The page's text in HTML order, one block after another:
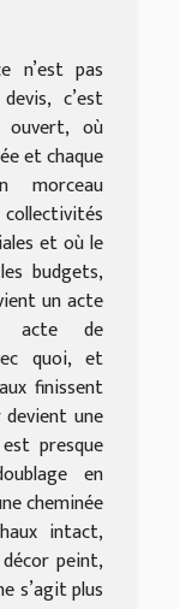
n’est pas
c’est
où
et chaque
morceau
et où le
budgets,
un acte
acte de
quoi, et
finissent
une
presque
en
cheminée
intact,
peint,
s’agit plus